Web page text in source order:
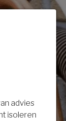
advies
isoleren